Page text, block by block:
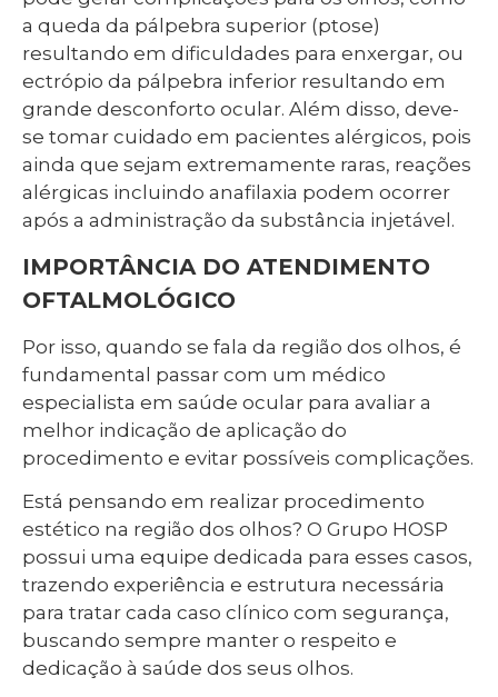
a queda da pálpebra superior (ptose)
resultando em dificuldades para enxergar, ou
ectrópio da pálpebra inferior resultando em
grande desconforto ocular. Além disso, deve-
se tomar cuidado em pacientes alérgicos, pois
ainda que sejam extremamente raras, reações
alérgicas incluindo anafilaxia podem ocorrer
após a administração da substância injetável.
IMPORTÂNCIA DO ATENDIMENTO
OFTALMOLÓGICO
Por isso, quando se fala da região dos olhos, é
fundamental passar com um médico
especialista em saúde ocular para avaliar a
melhor indicação de aplicação do
procedimento e evitar possíveis complicações.
Está pensando em realizar procedimento
estético na região dos olhos? O Grupo HOSP
possui uma equipe dedicada para esses casos,
trazendo experiência e estrutura necessária
para tratar cada caso clínico com segurança,
buscando sempre manter o respeito e
dedicação à saúde dos seus olhos.